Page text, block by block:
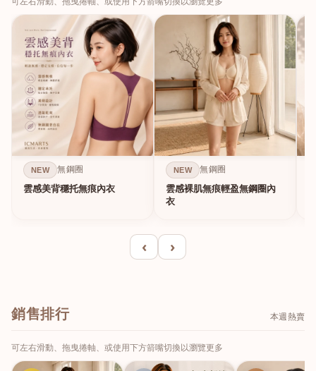
NEW 無鋼圈
雲感美背穩托無痕內衣
NEW 無鋼圈
雲感裸肌無痕輕盈無鋼圈內
衣
‹ ›
銷售排行 本週熱賣
可左右滑動、拖曳捲軸、或使用下方箭嘴切換以瀏覽更多